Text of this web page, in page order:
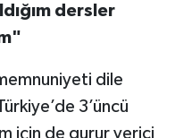
dersler
dile
3’üncü
için de gurur verici